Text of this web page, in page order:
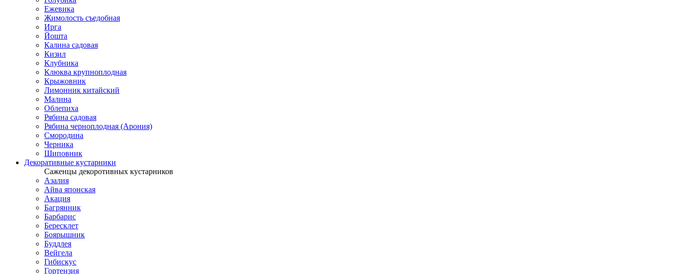
Ежевика
Жимолость съедобная
Ирга
Йошта
Калина садовая
Кизил
Клубника
Клюква крупноплодная
Крыжовник
Лимонник китайский
Малина
Облепиха
Рябина садовая
Рябина черноплодная (Арония)
Смородина
Черника
Шиповник
Декоративные кустарники
Саженцы декоротивных кустарников
Азалия
Айва японская
Акация
Багрянник
Барбарис
Бересклет
Боярышник
Буддлея
Вейгела
Гибискус
Гортензия